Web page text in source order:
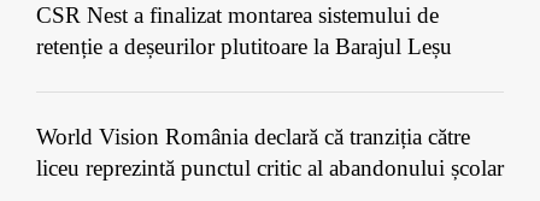
CSR Nest a finalizat montarea sistemului de
retenție a deșeurilor plutitoare la Barajul Leșu
World Vision România declară că tranziția către
liceu reprezintă punctul critic al abandonului școlar